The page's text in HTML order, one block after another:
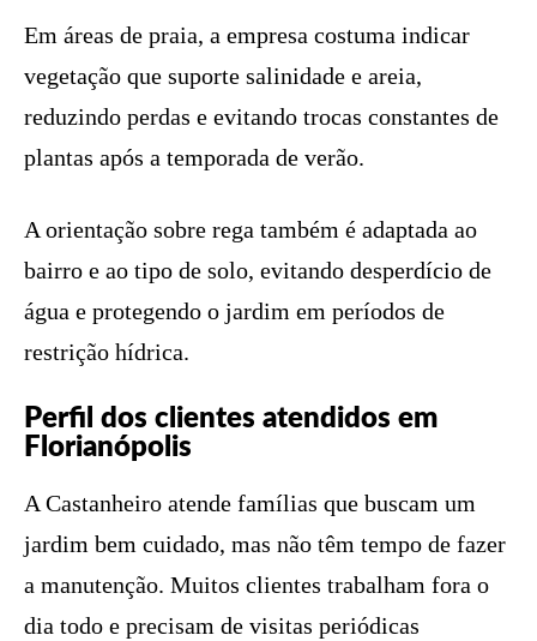
Em áreas de praia, a empresa costuma indicar
vegetação que suporte salinidade e areia,
reduzindo perdas e evitando trocas constantes de
plantas após a temporada de verão.
A orientação sobre rega também é adaptada ao
bairro e ao tipo de solo, evitando desperdício de
água e protegendo o jardim em períodos de
restrição hídrica.
Perfil dos clientes atendidos em
Florianópolis
A Castanheiro atende famílias que buscam um
jardim bem cuidado, mas não têm tempo de fazer
a manutenção. Muitos clientes trabalham fora o
dia todo e precisam de visitas periódicas